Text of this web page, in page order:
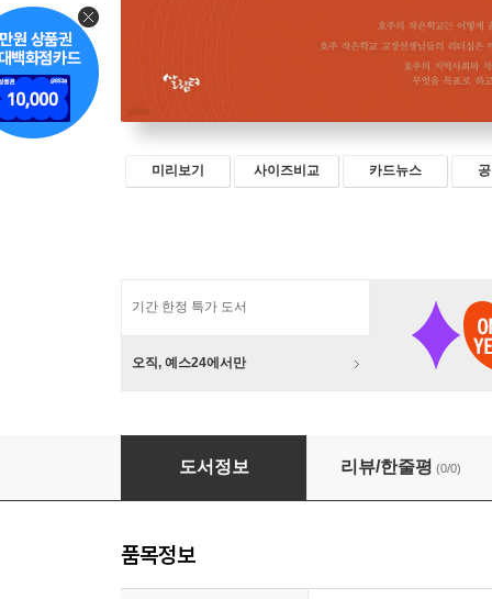
미리보기 사이즈비교 카드뉴스
기간 한정 특가 도서
오직, 예스24에서만
공동체의 힘, 작은학교 만들기
도서정보 리뷰/한줄평 (0/0)
품목정보